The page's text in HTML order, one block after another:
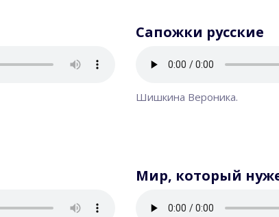
Сапожки русские
Шишкина Вероника.
Мир, который